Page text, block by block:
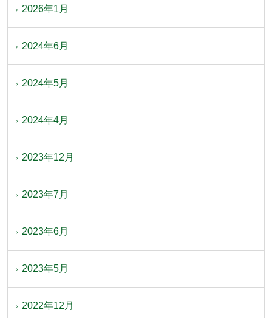
2026年1月
2024年6月
2024年5月
2024年4月
2023年12月
2023年7月
2023年6月
2023年5月
2022年12月